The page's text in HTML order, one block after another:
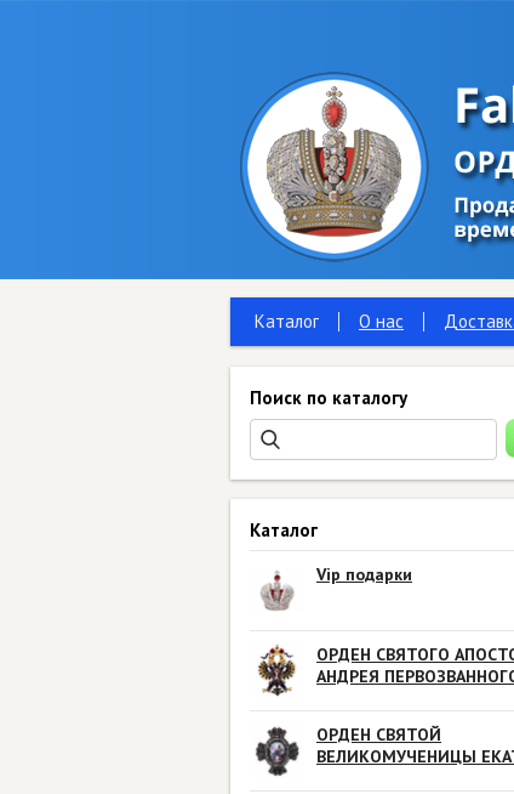
Каталог О нас
Поиск по каталогу
Каталог
Vip подарки
ОРДЕН СВЯТОГО
АНДРЕЯ
ОРДЕН СВЯТОЙ
ВЕЛИКОМУЧЕНИЦЫ